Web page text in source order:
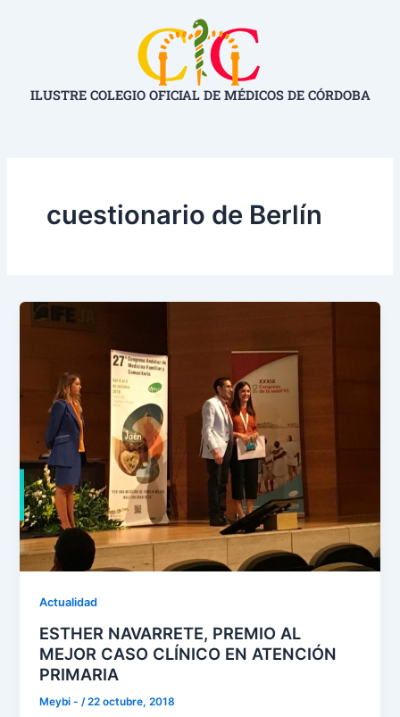
ILUSTRE COLEGIO OFICIAL DE MÉDICOS DE CÓRDOBA
cuestionario de Berlín
Actualidad
ESTHER NAVARRETE, PREMIO AL
MEJOR CASO CLÍNICO EN ATENCIÓN
PRIMARIA
Meybi -/22 octubre, 2018